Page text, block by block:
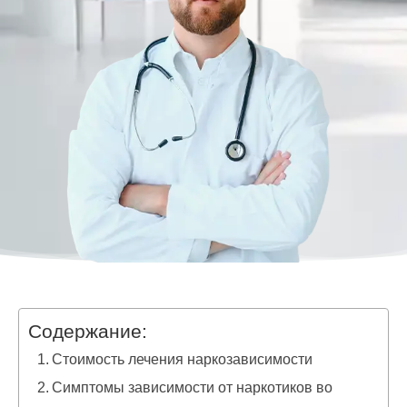
Содержание:
Стоимость лечения наркозависимости
Симптомы зависимости от наркотиков во